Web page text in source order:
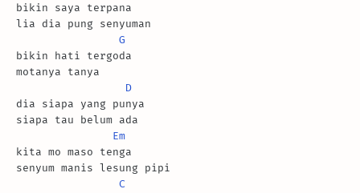
bikin saya terpana
lia dia pung senyuman
G
bikin hati tergoda
motanya tanya
D
dia siapa yang punya
siapa tau belum ada
Em
kita mo maso tenga
senyum manis lesung pipi
C